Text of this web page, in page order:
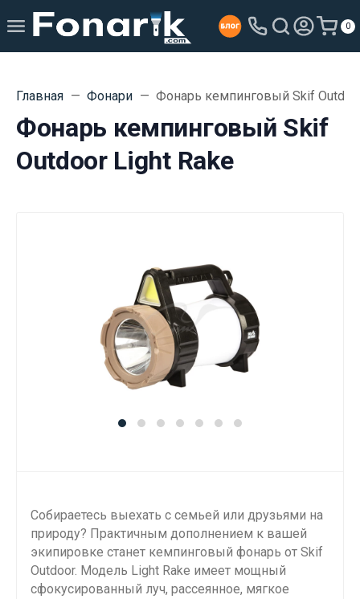
0
Главная Фонари Фонарь кемпинговый Skif
Фонарь кемпинговый Skif
Outdoor Light Rake
Собираетесь выехать с семьей или друзьями на
природу? Практичным дополнением к вашей
экипировке станет кемпинговый фонарь от Skif
Outdoor. Модель Light Rake имеет мощный
сфокусированный луч, рассеянное, мягкое